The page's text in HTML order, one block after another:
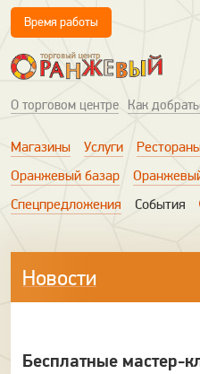
О торговом центре Как
Время работы
Магазины Услуги
Оранжевый базар
Спецпредложения
События
Новости
Бесплатные мастер-